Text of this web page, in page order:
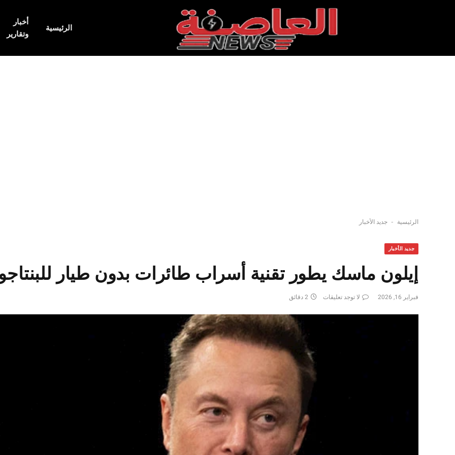
الرئيسية
أخبار
وتقارير
الرئيسية - جديد الأخبار
جديد الأخبار
إيلون ماسك يطور تقنية أسراب طائرات بدون طيار
فبراير 16, 2026 لا توجد تعليقات 2 دقائق